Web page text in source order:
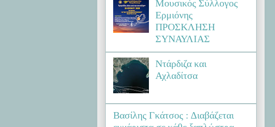
Μουσικός Σύλλογος
Ερμιόνης
ΠΡΟΣΚΛΗΣΗ
ΣΥΝΑΥΛΙΑΣ
Ντάρδιζα και
Αχλαδίτσα
Βασίλης Γκάτσος : Διαβάζεται